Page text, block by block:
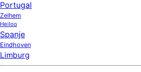
Portugal
Zelhem
Heiloo
Spanje
Eindhoven
Limburg